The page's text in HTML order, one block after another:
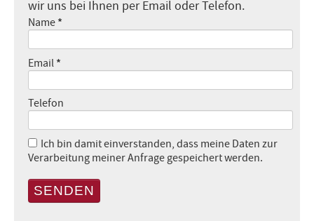
wir uns bei Ihnen per Email oder Telefon.
Name *
Email *
Telefon
Ich bin damit einverstanden, dass meine Daten zur
Verarbeitung meiner Anfrage gespeichert werden.
SENDEN